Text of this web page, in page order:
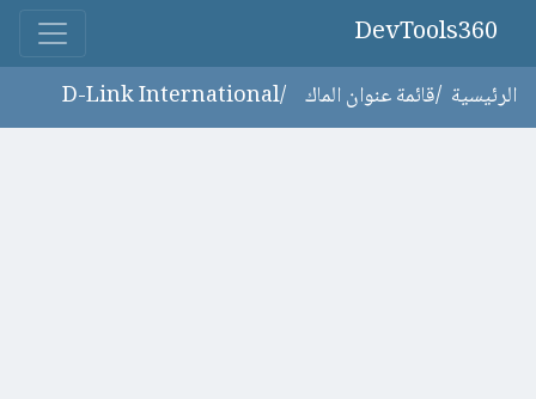
DevTools360
الرئيسية قائمة عنوان الماك D-Link International